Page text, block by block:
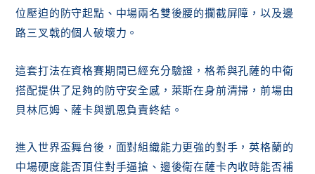
位壓迫的防守起點、中場兩名雙後腰的攔截屏障，以及邊
路三叉戟的個人破壞力。
這套打法在資格賽期間已經充分驗證，格希與孔薩的中衛
搭配提供了足夠的防守安全感，萊斯在身前清掃，前場由
貝林厄姆、薩卡與凱恩負責終結。
進入世界盃舞台後，面對組織能力更強的對手，英格蘭的
中場硬度能否頂住對手逼搶、邊後衛在薩卡內收時能否補